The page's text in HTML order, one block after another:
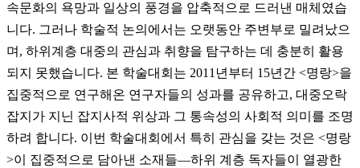
속문화의 욕망과 일상의 풍경을 압축적으로 드러낸 매체였습
니다. 그러나 학술적 논의에서는 오랫동안 주변부로 밀려났으
며, 하위계층 대중의 관심과 취향을 탐구하는 데 충분히 활용
되지 못했습니다. 본 학술대회는 2011년부터 15년간 <명랑>을
집중적으로 연구해온 연구자들의 성과를 공유하고, 대중오락
잡지가 지닌 잡지사적 위상과 그 통속성의 사회적 의미를 조명
하려 합니다. 이번 학술대회에서 특히 관심을 갖는 것은 <명랑
>이 집중적으로 담아낸 소재들—하위 계층 독자들이 열광한